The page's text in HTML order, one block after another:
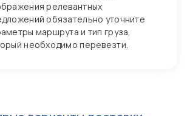
релевантных
обязательно уточните
маршрута и тип груза,
необходимо перевезти.